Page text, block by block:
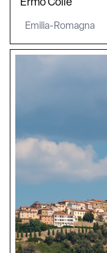
Ermo Colle
Emilia-Romagna